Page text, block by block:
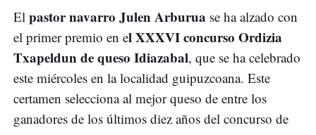
El pastor navarro Julen Arburua se ha alzado con
el primer premio en el XXXVI concurso Ordizia
Txapeldun de queso Idiazabal, que se ha celebrado
este miércoles en la localidad guipuzcoana. Este
certamen selecciona al mejor queso de entre los
ganadores de los últimos diez años del concurso de